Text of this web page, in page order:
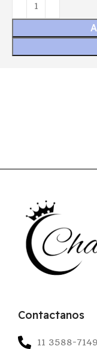
Contactanos
11 3588-7149